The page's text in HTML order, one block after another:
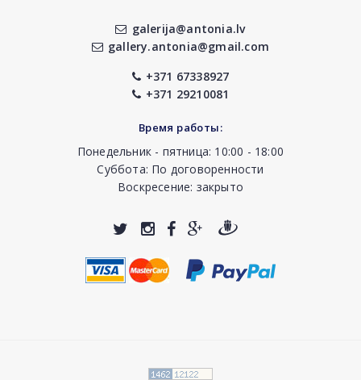
galerija@antonia.lv
gallery.antonia@gmail.com
+371 67338927
+371 29210081
Время работы:
Понедельник - пятница: 10:00 - 18:00
Суббота: По договоренности
Воскресение: закрыто